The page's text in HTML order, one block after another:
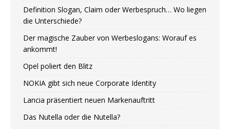
Definition Slogan, Claim oder Werbespruch… Wo liegen
die Unterschiede?
Der magische Zauber von Werbeslogans: Worauf es
ankommt!
Opel poliert den Blitz
NOKIA gibt sich neue Corporate Identity
Lancia präsentiert neuen Markenauftritt
Das Nutella oder die Nutella?